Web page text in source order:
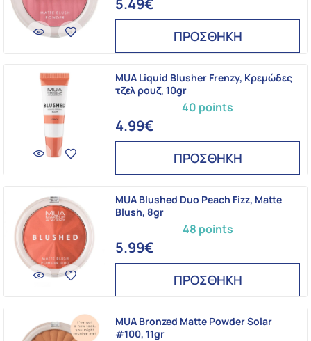
5.49€
ΠΡΟΣΘΗΚΗ
40 points
MUA Liquid Blusher Frenzy, Kρεμώδες
τζελ ρουζ, 10gr
4.99€
ΠΡΟΣΘΗΚΗ
48 points
MUA Blushed Duo Peach Fizz, Matte
Blush, 8gr
5.99€
ΠΡΟΣΘΗΚΗ
MUA Bronzed Matte Powder Solar
#100, 11gr